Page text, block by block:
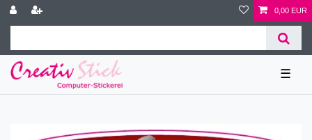
0,00 EUR
☰